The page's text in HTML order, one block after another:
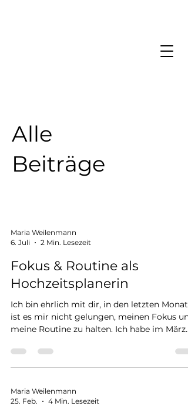
Alle
Beiträge
Maria Weilenmann
6. Juli
2 Min. Lesezeit
Fokus & Routine als
Hochzeitsplanerin
Ich bin ehrlich mit dir, in den letzten
ist es mir nicht gelungen, meinen Fokus
meine Routine zu halten. Ich habe im März
Eventabteilung einer Stiftung begonnen,
mich auf meinen ersten Halbmarathon
den Wochenenden auf einem Spargelhof im
Hofladen ausgeholfen und gleichzeitig
Maria Weilenmann
25. Feb.
4 Min. Lesezeit